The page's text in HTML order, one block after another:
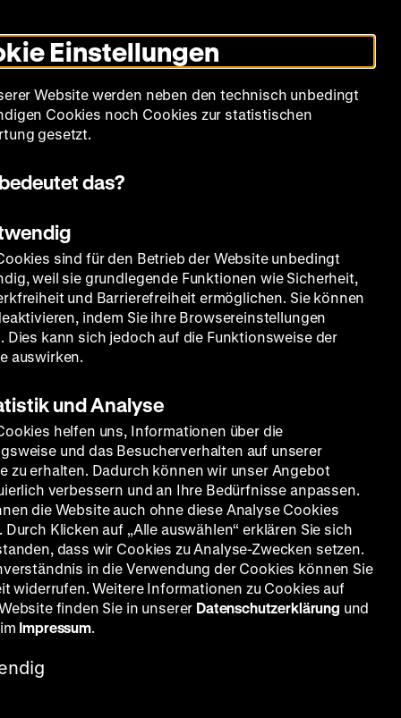
Modus
umschalten
zum
Deutschen
Historischen
in
Deutscher
zum
Deutschen
Historischen
in
Leichter
Sammlung Bildung Museum
Einstellungen
Website werden neben den technisch unbedingt
Cookies noch Cookies zur statistischen
gesetzt.
das?
sind für den Betrieb der Website unbedingt
weil sie grundlegende Funktionen wie Sicherheit,
und Barrierefreiheit ermöglichen. Sie können
indem Sie ihre Browsereinstellungen
Dies kann sich jedoch auf die Funktionsweise der
auswirken.
und Analyse
helfen uns, Informationen über die
und das Besucherverhalten auf unserer
zu erhalten. Dadurch können wir unser Angebot
verbessern und an Ihre Bedürfnisse anpassen.
die Website auch ohne diese Analyse Cookies
Durch Klicken auf „Alle auswählen“ erklären Sie sich
dass wir Cookies zu Analyse-Zwecken setzen.
in die Verwendung der Cookies können Sie
widerrufen. Weitere Informationen zu Cookies auf
finden Sie in unserer Datenschutzerklärung und
Impressum.